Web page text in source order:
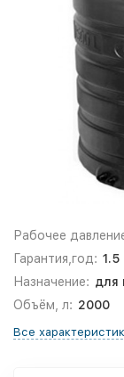
Рабочее
Гарантия,год: 1.5
Назначение: для
Объём, л: 2000
Все